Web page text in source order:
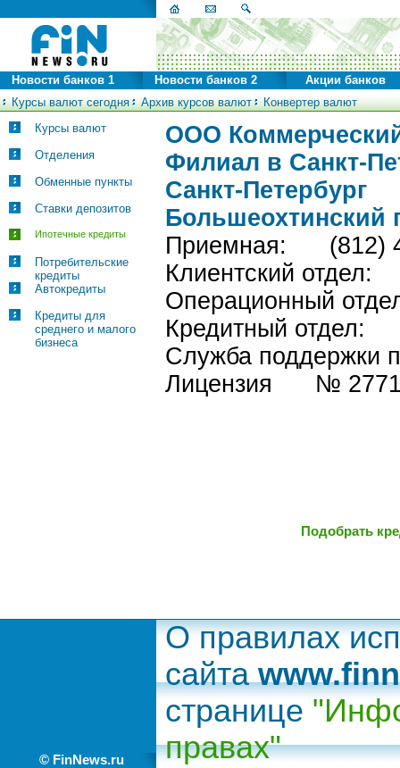
Курсы валют сегодня Архив курсов валют Конвертер валют
Новости банков 1 Новости банков 2 Акции банков
Курсы валют
Отделения
Обменные пункты
Ставки депозитов
Ипотечные кредиты
Потребительские
кредиты
Автокредиты
Кредиты для
среднего и малого
бизнеса
ООО
Филиал в Санкт-
Санкт-Петербург
Большеохтинский
Приемная: (812)
Клиентский
Операционный
Кредитный
Служба
Лицензия №
Подобрать
© FinNews.ru
О правилах
сайта
странице
правах"